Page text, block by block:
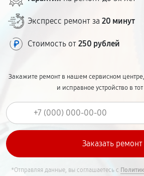
Экспресс ремонт за 20 минут
Стоимость от 250 рублей
Закажите ремонт в нашем сервисном
и исправное устройство в
*Отправляя данные, вы соглашаетесь с